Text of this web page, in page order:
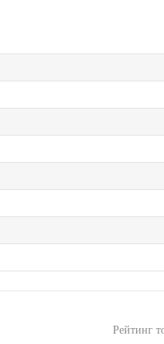
Рейтинг